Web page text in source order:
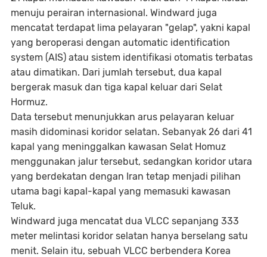
menuju perairan internasional. Windward juga
mencatat terdapat lima pelayaran "gelap", yakni kapal
yang beroperasi dengan automatic identification
system (AIS) atau sistem identifikasi otomatis terbatas
atau dimatikan. Dari jumlah tersebut, dua kapal
bergerak masuk dan tiga kapal keluar dari Selat
Hormuz.
Data tersebut menunjukkan arus pelayaran keluar
masih didominasi koridor selatan. Sebanyak 26 dari 41
kapal yang meninggalkan kawasan Selat Homuz
menggunakan jalur tersebut, sedangkan koridor utara
yang berdekatan dengan Iran tetap menjadi pilihan
utama bagi kapal-kapal yang memasuki kawasan
Teluk.
Windward juga mencatat dua VLCC sepanjang 333
meter melintasi koridor selatan hanya berselang satu
menit. Selain itu, sebuah VLCC berbendera Korea